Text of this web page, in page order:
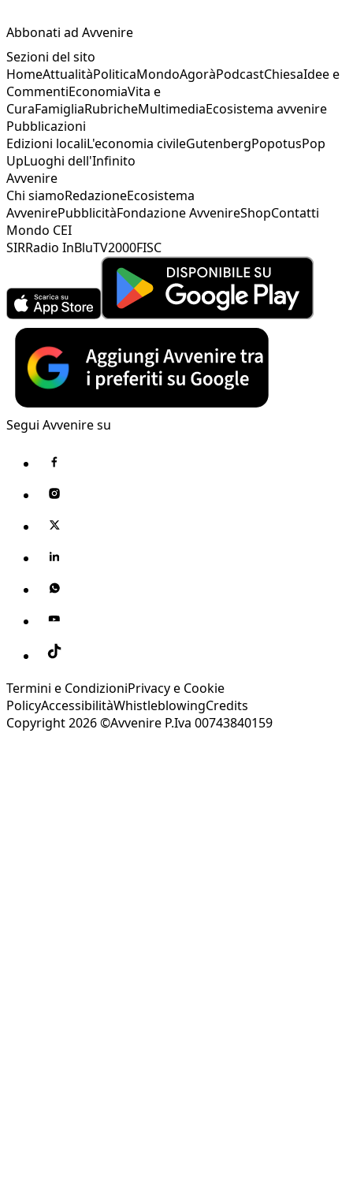
Abbonati ad Avvenire
Sezioni del sito
HomeAttualitàPoliticaMondoAgoràPodcastChiesaIdee e
CommentiEconomiaVita e
CuraFamigliaRubricheMultimediaEcosistema avvenire
Pubblicazioni
Edizioni localiL'economia civileGutenbergPopotusPop
UpLuoghi dell'Infinito
Avvenire
Chi siamoRedazioneEcosistema
AvvenirePubblicitàFondazione AvvenireShopContatti
Mondo CEI
SIRRadio InBluTV2000FISC
Segui Avvenire su
Termini e CondizioniPrivacy e Cookie
PolicyAccessibilitàWhistleblowingCredits
Copyright 2026 ©Avvenire P.Iva 00743840159